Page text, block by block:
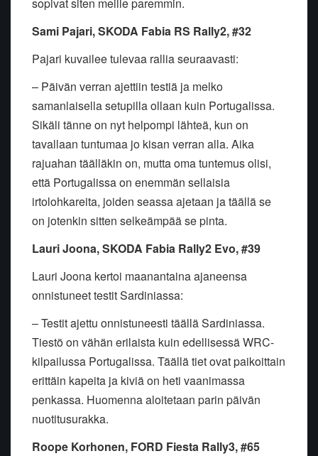
sopivat siten meille paremmin.
Sami Pajari, SKODA Fabia RS Rally2, #32
Pajari kuvailee tulevaa rallia seuraavasti:
– Päivän verran ajettiin testiä ja melko
samanlaisella setupilla ollaan kuin Portugalissa.
Sikäli tänne on nyt helpompi lähteä, kun on
tavallaan tuntumaa jo kisan verran alla. Aika
rajuahan täälläkin on, mutta oma tuntemus olisi,
että Portugalissa on enemmän sellaisia
irtolohkareita, joiden seassa ajetaan ja täällä se
on jotenkin sitten selkeämpää se pinta.
Lauri Joona, SKODA Fabia Rally2 Evo, #39
Lauri Joona kertoi maanantaina ajaneensa
onnistuneet testit Sardiniassa:
– Testit ajettu onnistuneesti täällä Sardiniassa.
Tiestö on vähän erilaista kuin edellisessä WRC-
kilpailussa Portugalissa. Täällä tiet ovat paikoittain
erittäin kapeita ja kiviä on heti vaanimassa
penkassa. Huomenna aloitetaan parin päivän
nuotitusurakka.
Roope Korhonen, FORD Fiesta Rally3, #65